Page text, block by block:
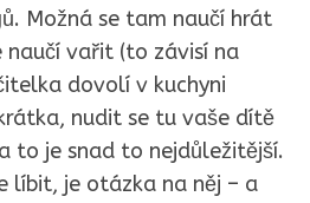
Možná se tam naučí hrát
vařit (to závisí na
dovolí v kuchyni
nudit se tu vaše dítě
to je snad to nejdůležitější.
líbit, je otázka na něj – a